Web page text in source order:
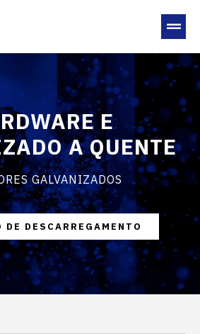
E
A QUENTE
GALVANIZADOS
DE DESCARREGAMENTO